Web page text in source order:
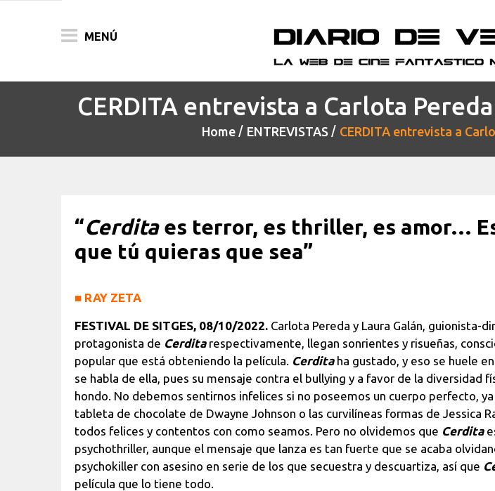
MENÚ
CERDITA entrevista a Carlota
Home ENTREVISTAS CERDITA entrevista a
“Cerditaes terror, es thriller, es amor…
que tú quieras que sea”
■ RAY ZETA
FESTIVAL DE SITGES, 08/10/2022. Carlota Pereda y Laura Galán, guionista-
protagonista de Cerdita respectivamente, llegan sonrientes y risueñas,
popular que está obteniendo la película. Cerditaha gustado, y eso se huele
se habla de ella, pues su mensaje contra el bullying y a favor de la diversidad
hondo. No debemos sentirnos infelices si no poseemos un cuerpo perfecto,
tableta de chocolate de Dwayne Johnson o las curvilíneas formas de Jessica
todos felices y contentos con como seamos. Pero no olvidemos que Cerdita
psychothriller, aunque el mensaje que lanza es tan fuerte que se acaba
psychokiller con asesino en serie de los que secuestra y descuartiza, así que
película que lo tiene todo.
ACTUALIDAD